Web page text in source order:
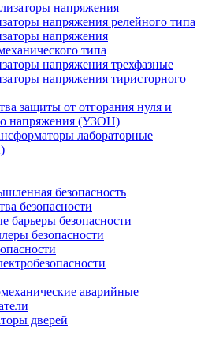
напряжения
напряжения релейного типа
напряжения
типа
напряжения трехфазные
напряжения тиристорного
защиты от отгорания нуля и
напряжения (УЗОН)
лабораторные
безопасность
безопасности
барьеры безопасности
безопасности
аварийные
дверей